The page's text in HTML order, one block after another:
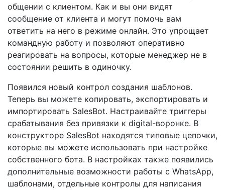
общении с клиентом. Как и вы они видят
сообщение от клиента и могут помочь вам
ответить на него в режиме онлайн. Это упрощает
командную работу и позволяют оперативно
реагировать на вопросы, которые менеджер не в
состоянии решить в одиночку.
Появился новый контрол создания шаблонов.
Теперь вы можете копировать, экспортировать и
импортировать SalesBot. Настраивайте триггеры
срабатывания без привязки к digital-воронке. В
конструкторе SalesBot находятся типовые цепочки,
которые вы можете использовать при настройке
собственного бота. В настройках также появились
дополнительные возможности работы с WhatsApp,
шаблонами, отдельные контролы для написания